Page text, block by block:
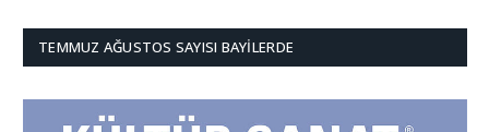
TEMMUZ AĞUSTOS SAYISI BAYILERDE